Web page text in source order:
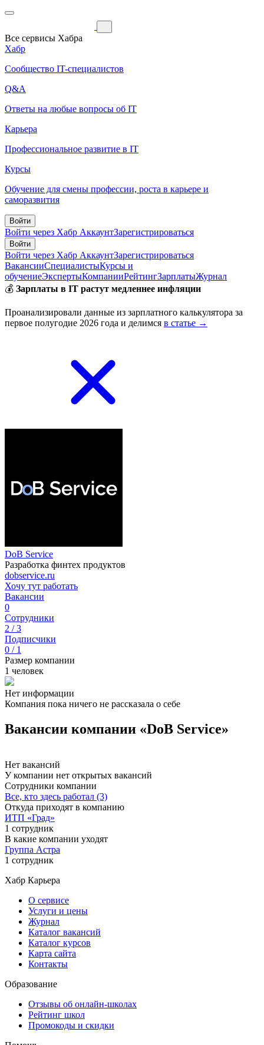
Все сервисы Хабра
Хабр
Сообщество IT-специалистов
Q&A
Ответы на любые вопросы об IT
Карьера
Профессиональное развитие в IT
Курсы
Обучение для смены профессии, роста в карьере и
саморазвития
Войти
Войти через Хабр АккаунтЗарегистрироваться
Войти
Войти через Хабр АккаунтЗарегистрироваться
ВакансииСпециалистыКурсы и
обучениеЭкспертыКомпанииРейтингЗарплатыЖурнал
💰 Зарплаты в IT растут медленнее инфляции
Проанализировали данные из зарплатного калькулятора за
первое полугодие 2026 года и делимся в статье →
DoB Service
Разработка финтех продуктов
dobservice.ru
Хочу тут работать
Вакансии
0
Сотрудники
2 / 3
Подписчики
0 / 1
Размер компании
1 человек
Нет информации
Компания пока ничего не рассказала о себе
Вакансии компании «DoB Service»
Нет вакансий
У компании нет открытых вакансий
Сотрудники компании
Все, кто здесь работал (3)
Откуда приходят в компанию
ИТП «Град»
1 сотрудник
В какие компании уходят
Группа Астра
1 сотрудник
Хабр Карьера
О сервисе
Услуги и цены
Журнал
Каталог вакансий
Каталог курсов
Карта сайта
Контакты
Образование
Отзывы об онлайн-школах
Рейтинг школ
Промокоды и скидки